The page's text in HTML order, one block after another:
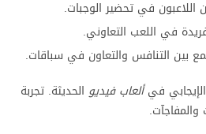
الإيجابي فيألعاب فيديو الحديثة. تجربة
والمفاجآت.